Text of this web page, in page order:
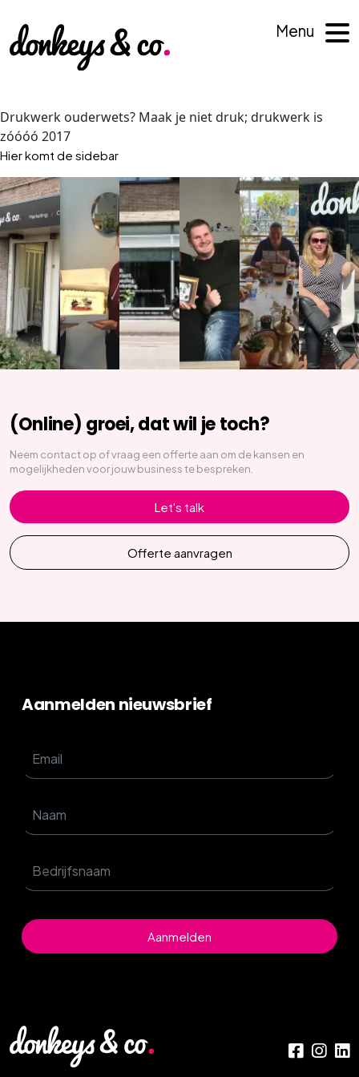
Menu
Drukwerk ouderwets? Maak je niet druk; drukwerk is
zóóóó 2017
Hier komt de sidebar
(Online) groei, dat wil je toch?
Neem contact op of vraag een offerte aan om de kansen en
mogelijkheden voor jouw business te bespreken.
Let's talk
Offerte aanvragen
Aanmelden nieuwsbrief
Aanmelden